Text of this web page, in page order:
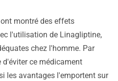
montré des effets
l'utilisation de Linagliptine,
chez l'homme. Par
d'éviter ce médicament
les avantages l'emportent sur